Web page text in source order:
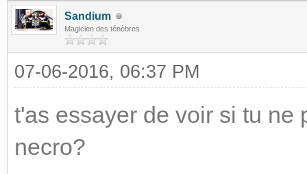
Sandium
Magicien des ténèbres
07-06-2016, 06:37 PM
t'as essayer de voir si tu ne
necro?